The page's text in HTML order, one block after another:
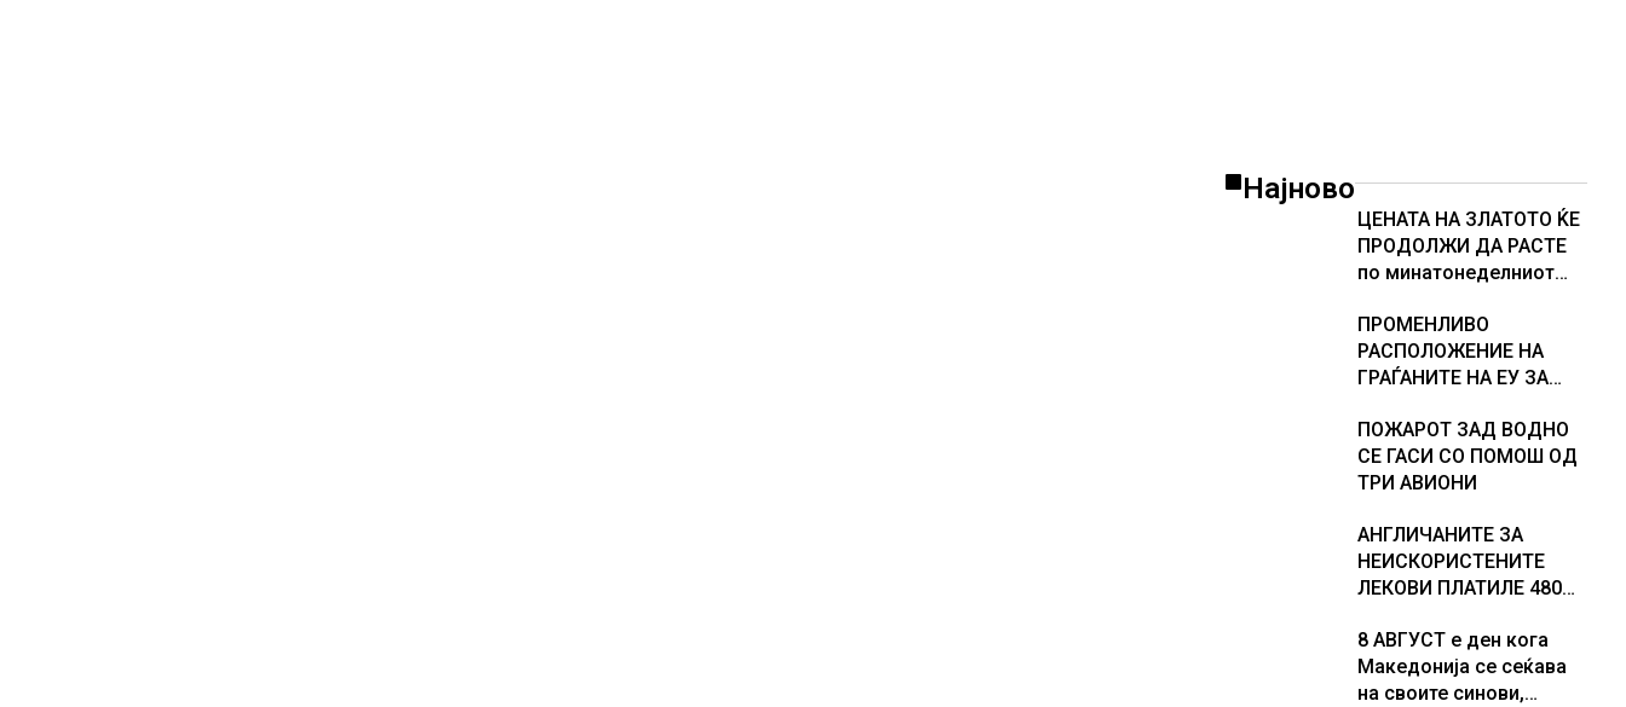
Најново
ЦЕНАТА НА ЗЛАТОТО ЌЕ
ПРОДОЛЖИ ДА РАСТЕ
по минатонеделниот
благородниот метал
ПРОМЕНЛИВО
РАСПОЛОЖЕНИЕ НА
ГРАЃАНИТЕ НА ЕУ ЗА
УКРАИНА, изненадува
каква е поддршката од
Полска, Франција и
ПОЖАРОТ ЗАД ВОДНО
СЕ ГАСИ СО ПОМОШ ОД
ТРИ АВИОНИ
АНГЛИЧАНИТЕ ЗА
НЕИСКОРИСТЕНИТЕ
ЛЕКОВИ ПЛАТИЛЕ 480
повик до пациентите да
бараат само лекови
што навистина им се
8 АВГУСТ е ден кога
Македонија се сеќава
на своите синови,